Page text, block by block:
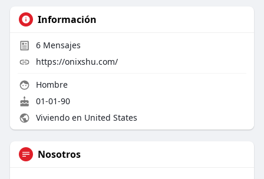
Información
6Mensajes
https://onixshu.com/
Hombre
01-01-90
Viviendo en United States
Nosotros